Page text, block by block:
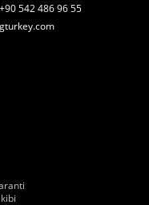
542 486 96 55